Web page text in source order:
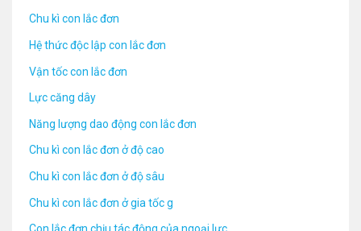
Chu kì con lắc đơn
Hệ thức độc lập con lắc đơn
Vận tốc con lắc đơn
Lực căng dây
Năng lượng dao động con lắc đơn
Chu kì con lắc đơn ở độ cao
Chu kì con lắc đơn ở độ sâu
Chu kì con lắc đơn ở gia tốc g